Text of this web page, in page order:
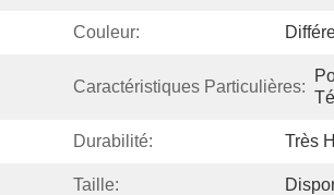
Couleur:
Caractéristiques Particulières:
Durabilité: Très
Taille: